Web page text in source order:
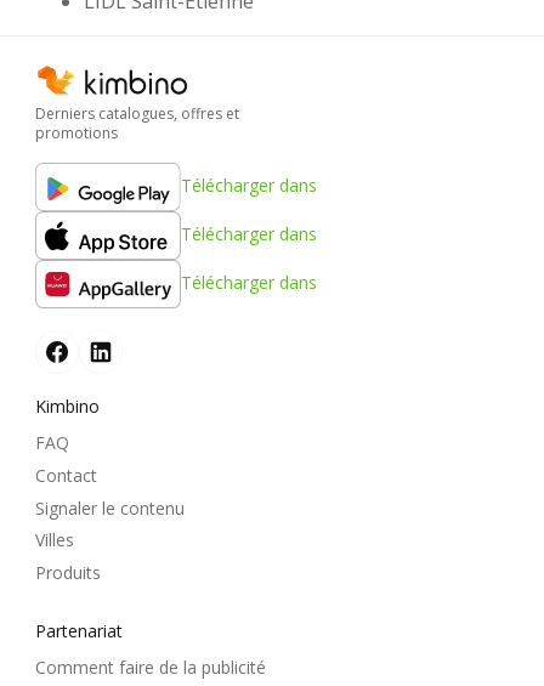
Derniers catalogues, offres et
promotions
Télécharger dans
Télécharger dans
Télécharger dans
Kimbino
FAQ
Contact
Signaler le contenu
Villes
Produits
Partenariat
Comment faire de la publicité